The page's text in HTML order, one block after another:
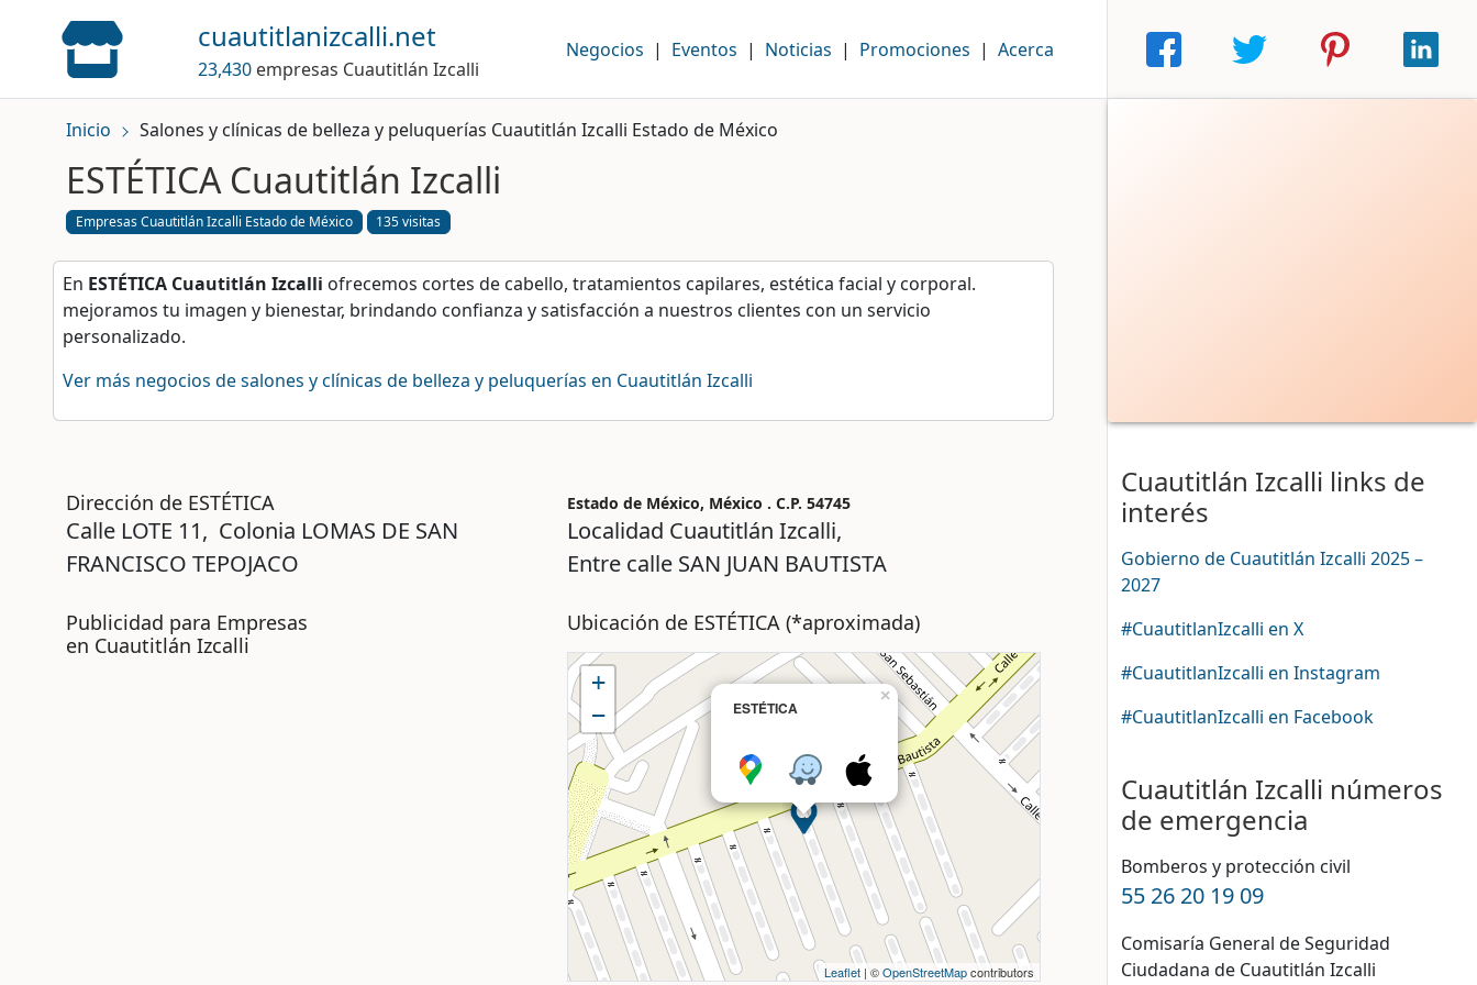
cuautitlanizcalli.net
23,430empresas Cuautitlán Izcalli
Negocios | Eventos | Noticias | Promociones | Acerca
Inicio Salones y clínicas de belleza y peluquerías Cuautitlán Izcalli Estado de México
ESTÉTICA Cuautitlán Izcalli
Empresas Cuautitlán Izcalli Estado de México 135 visitas
En ESTÉTICA Cuautitlán Izcalli ofrecemos cortes de cabello, tratamientos capilares, estética facial y corporal.
mejoramos tu imagen y bienestar, brindando confianza y satisfacción a nuestros clientes con un servicio
personalizado.
Ver más negocios de salones y clínicas de belleza y peluquerías en Cuautitlán Izcalli
Dirección de ESTÉTICA
Calle LOTE 11, Colonia LOMAS DE SAN
FRANCISCO TEPOJACO
Estado de México, México . C.P. 54745
Localidad Cuautitlán Izcalli,
Entre calle SAN JUAN BAUTISTA
Publicidad para Empresas
en Cuautitlán Izcalli
Ubicación de ESTÉTICA (*aproximada)
ESTÉTICA
×
+
−
Leaflet | ©OpenStreetMapcontributors
Cuautitlán Izcalli links de
interés
Gobierno de Cuautitlán Izcalli 2025 –
2027
#CuautitlanIzcalli en X
#CuautitlanIzcalli en Instagram
#CuautitlanIzcalli en Facebook
Cuautitlán Izcalli números
de emergencia
Bomberos y protección civil
55 26 20 19 09
Comisaría General de Seguridad
Ciudadana de Cuautitlán Izcalli